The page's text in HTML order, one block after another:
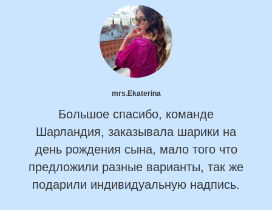
mrs.Ekaterina
Большое спасибо, команде
Шарландия, заказывала шарики на
день рождения сына, мало того что
предложили разные варианты, так же
подарили индивидуальную надпись.